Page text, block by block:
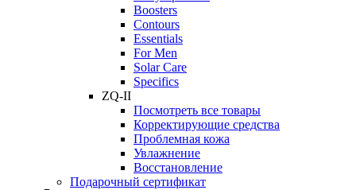
Boosters
Contours
Essentials
For Men
Solar Care
Specifics
ZQ-II
Посмотреть все товары
Корректирующие средства
Проблемная кожа
Увлажнение
Восстановление
Подарочный сертификат